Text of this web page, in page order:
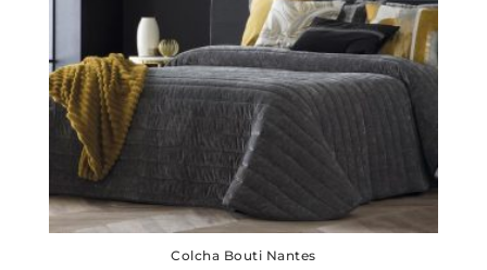
Colcha Bouti Nantes